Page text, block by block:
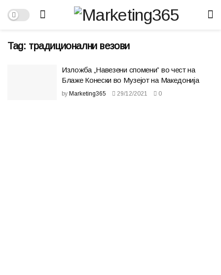
Tag: традиционални везови
Изложба „Навезени спомени” во чест на
Блаже Конески во Музејот на Македонија
by Marketing365 29/12/2021 0